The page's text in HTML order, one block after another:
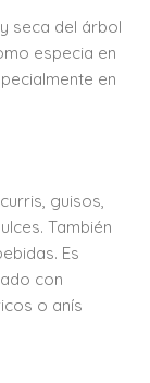
seca del árbol
especia en
en
guisos,
También
Es
con
o anís